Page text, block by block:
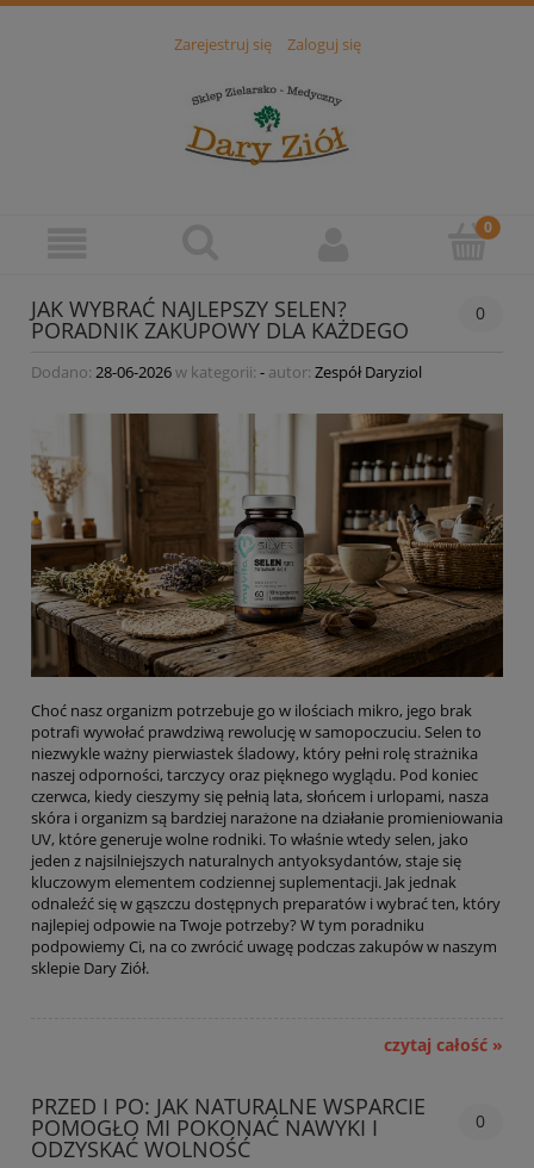
Zarejestruj się Zaloguj się
JAK WYBRAĆ NAJLEPSZY SELEN?
PORADNIK ZAKUPOWY DLA KAŻDEGO
0
Dodano: 28-06-2026w kategorii: - autor: Zespół Daryziol
Choć nasz organizm potrzebuje go w ilościach mikro, jego brak
potrafi wywołać prawdziwą rewolucję w samopoczuciu. Selen to
niezwykle ważny pierwiastek śladowy, który pełni rolę strażnika
naszej odporności, tarczycy oraz pięknego wyglądu. Pod koniec
czerwca, kiedy cieszymy się pełnią lata, słońcem i urlopami, nasza
skóra i organizm są bardziej narażone na działanie promieniowania
UV, które generuje wolne rodniki. To właśnie wtedy selen, jako
jeden z najsilniejszych naturalnych antyoksydantów, staje się
kluczowym elementem codziennej suplementacji. Jak jednak
odnaleźć się w gąszczu dostępnych preparatów i wybrać ten, który
najlepiej odpowie na Twoje potrzeby? W tym poradniku
podpowiemy Ci, na co zwrócić uwagę podczas zakupów w naszym
sklepie Dary Ziół.
czytaj całość »
PRZED I PO: JAK NATURALNE WSPARCIE
POMOGŁO MI POKONAĆ NAWYKI I
ODZYSKAĆ WOLNOŚĆ
0